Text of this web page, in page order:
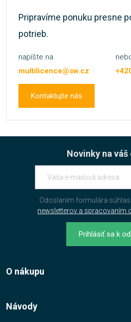
Pripravíme ponuku presne
potrieb.
napíšte na
multilicence@sw.cz
Kontaktujte nás
Novinky na váš
Odoslaním formulára
newsletterov a spracovaním
Prihlásiť sa k
O nákupu
Jak nakupovat?
Návody